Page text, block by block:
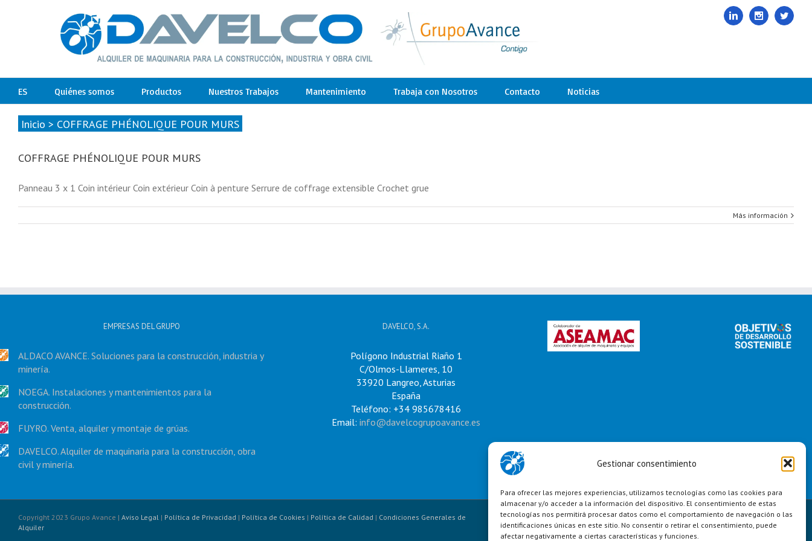
Gestionar consentimiento
Para ofrecer las mejores experiencias, utilizamos tecnologías como las cookies para
almacenar y/o acceder a la información del dispositivo. El consentimiento de estas
tecnologías nos permitirá procesar datos como el comportamiento de navegación o las
identificaciones únicas en este sitio. No consentir o retirar el consentimiento, puede
afectar negativamente a ciertas características y funciones.
Linkedin InstagramTwitter
ES Quiénes somos Productos Nuestros Trabajos Mantenimiento Trabaja con Nosotros Contacto Noticias
Inicio > COFFRAGE PHÉNOLIQUE POUR MURS
COFFRAGE PHÉNOLIQUE POUR MURS
Panneau 3 x 1 Coin intérieur Coin extérieur Coin à penture Serrure de coffrage extensible Crochet grue
Más información
EMPRESAS DEL GRUPO
ALDACO AVANCE. Soluciones para la construcción, industria y
minería.
NOEGA. Instalaciones y mantenimientos para la
construcción.
FUYRO. Venta, alquiler y montaje de grúas.
DAVELCO. Alquiler de maquinaria para la construcción, obra
civil y minería.
DAVELCO, S.A.
Polígono Industrial Riaño 1
C/Olmos-Llameres, 10
33920 Langreo, Asturias
España
Teléfono: +34 985678416
Email: info@davelcogrupoavance.es
Copyright 2023 Grupo Avance | Aviso Legal | Política de Privacidad | Política de Cookies | Política de Calidad | Condiciones Generales de
Alquiler
LinkedinInstagram